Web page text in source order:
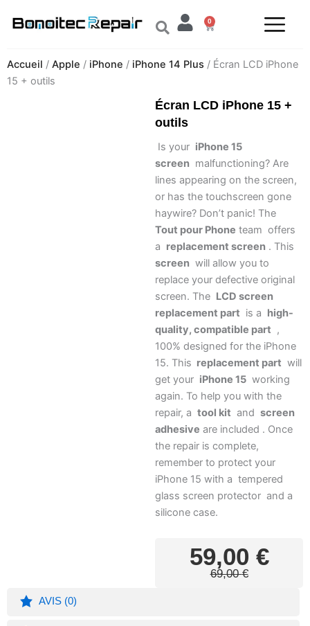
0
Panier
Accueil / Apple / iPhone / iPhone 14 Plus / Écran LCD iPhone
15 + outils
Écran LCD iPhone 15 +
outils
Is your iPhone 15
screen malfunctioning? Are
lines appearing on the screen,
or has the touchscreen gone
haywire? Don’t panic! The
Tout pour Phone team offers
a replacement screen . This
screen will allow you to
replace your defective original
screen. The LCD screen
replacement part is a high-
quality, compatible part ,
100% designed for the iPhone
15. This replacement part will
get your iPhone 15 working
again. To help you with the
repair, a tool kit and screen
adhesive are included . Once
the repair is complete,
remember to protect your
iPhone 15 with a tempered
glass screen protector and a
silicone case.
69,00€
Le
prix
initial
59,00 €
Le
prix
actuel
AVIS (0)